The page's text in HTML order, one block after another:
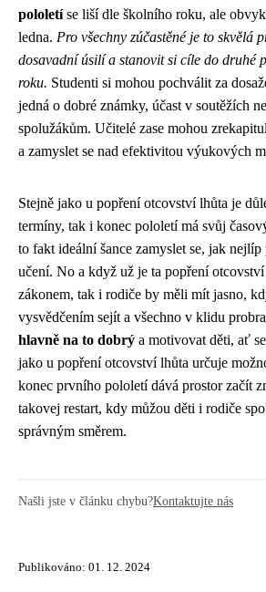
pololetíse liší dle školního roku, ale
ledna. Pro všechny zúčastěné je to skvělá
dosavadní úsilí a stanovit si cíle do druhé
roku. Studenti si mohou pochválit za
jedná o dobré známky, účast v soutěžích
spolužákům. Učitelé zase mohou
a zamyslet se nad efektivitou výukových
Stejně jako u popření otcovství lhůta je
termíny, tak i konec pololetí má svůj
to fakt ideální šance zamyslet se, jak
učení. No a když už je ta popření otcovství
zákonem, tak i rodiče by měli mít jasno,
vysvědčením sejít a všechno v klidu
hlavně na to dobrý a motivovat děti, ať
jako u popření otcovství lhůta určuje
konec prvního pololetí dává prostor začít
takovej restart, kdy můžou děti i rodiče
správným směrem.
Našli jste v článku chybu?Kontaktujte nás
Publikováno: 01. 12. 2024